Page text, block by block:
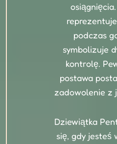
podczas
symbolizuje
kontrolę.
postawa
zadowolenie z
Dziewiątka
się, gdy jesteś